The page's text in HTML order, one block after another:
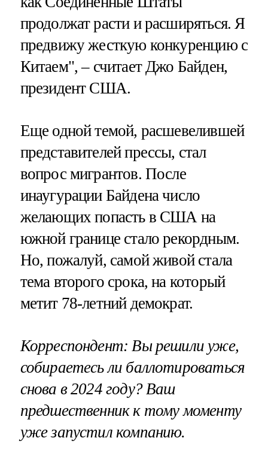
продолжат расти и расширяться. Я
предвижу жесткую конкуренцию с
Китаем", – считает Джо Байден,
президент США.
Еще одной темой, расшевелившей
представителей прессы, стал
вопрос мигрантов. После
инаугурации Байдена число
желающих попасть в США на
южной границе стало рекордным.
Но, пожалуй, самой живой стала
тема второго срока, на который
метит 78-летний демократ.
Корреспондент: Вы решили уже,
собираетесь ли баллотироваться
снова в 2024 году? Ваш
предшественник к тому моменту
уже запустил компанию.